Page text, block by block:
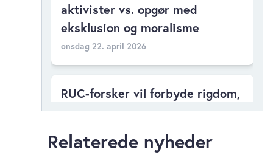
aktivister vs. opgør med
eksklusion og moralisme
onsdag 22. april 2026
RUC-forsker vil forbyde rigdom,
snubler i studentikost
søndag 12. april 2026
Relaterede nyheder